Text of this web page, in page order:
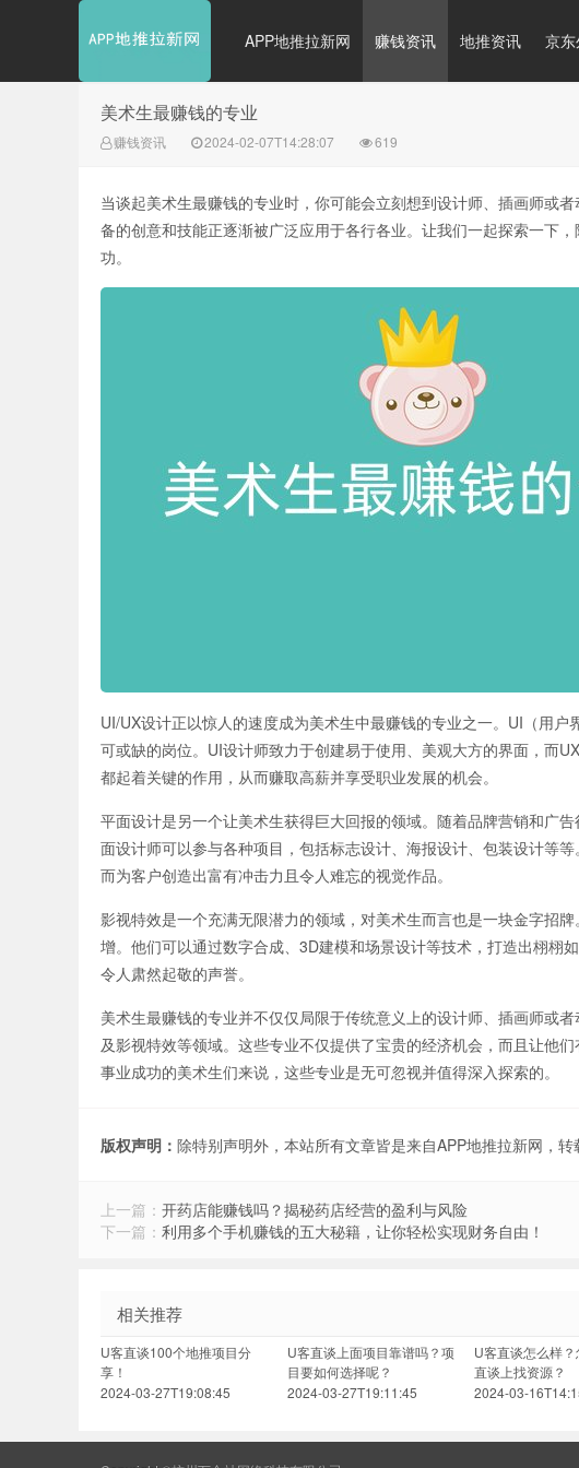
APP地推拉新网 赚钱资讯 地推资讯 京
美术生最赚钱的专业
赚钱资讯 2024-02-07T14:28:07 619
当谈起美术生最赚钱的专业时，你可能会立刻想到设计师、插画师或
备的创意和技能正逐渐被广泛应用于各行各业。让我们一起探索一下
功。
UI/UX设计正以惊人的速度成为美术生中最赚钱的专业之一。UI（用
可或缺的岗位。UI设计师致力于创建易于使用、美观大方的界面，而
都起着关键的作用，从而赚取高薪并享受职业发展的机会。
平面设计是另一个让美术生获得巨大回报的领域。随着品牌营销和广
面设计师可以参与各种项目，包括标志设计、海报设计、包装设计等
而为客户创造出富有冲击力且令人难忘的视觉作品。
影视特效是一个充满无限潜力的领域，对美术生而言也是一块金字招
增。他们可以通过数字合成、3D建模和场景设计等技术，打造出栩栩
令人肃然起敬的声誉。
美术生最赚钱的专业并不仅仅局限于传统意义上的设计师、插画师或
及影视特效等领域。这些专业不仅提供了宝贵的经济机会，而且让他
事业成功的美术生们来说，这些专业是无可忽视并值得深入探索的。
版权声明： 除特别声明外，本站所有文章皆是来自APP地推拉新网，转
上一篇： 开药店能赚钱吗？揭秘药店经营的盈利与风险
下一篇： 利用多个手机赚钱的五大秘籍，让你轻松实现财务自由！
相关推荐
U客直谈100个地推项目分
享！
2024-03-27T19:08:45
U客直谈上面项目靠谱吗？项
目要如何选择呢？
2024-03-27T19:11:45
U客直谈怎么样
直谈上找资源？
2024-03-